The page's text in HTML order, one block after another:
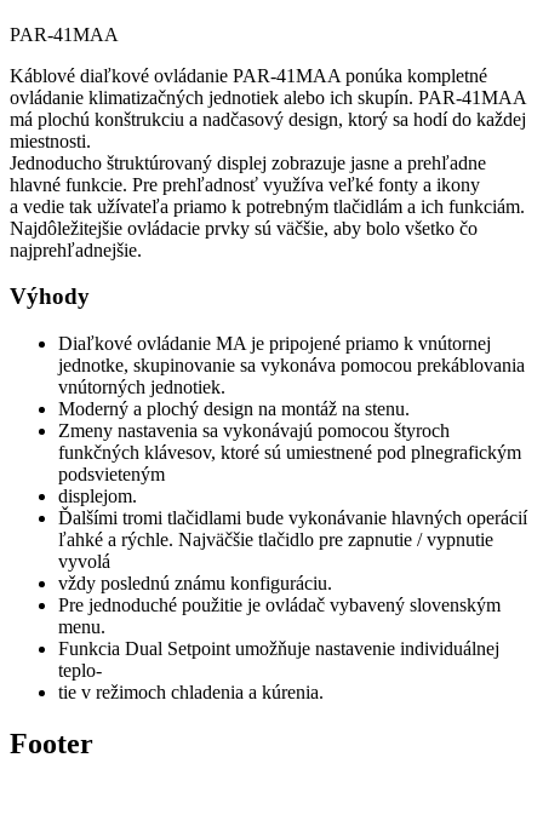
PAR-41MAA
Káblové diaľkové ovládanie PAR-41MAA ponúka kompletné
ovládanie klimatizačných jednotiek alebo ich skupín. PAR-41MAA
má plochú konštrukciu a nadčasový design, ktorý sa hodí do každej
miestnosti.
Jednoducho štruktúrovaný displej zobrazuje jasne a prehľadne
hlavné funkcie. Pre prehľadnosť využíva veľké fonty a ikony
a vedie tak užívateľa priamo k potrebným tlačidlám a ich funkciám.
Najdôležitejšie ovládacie prvky sú väčšie, aby bolo všetko čo
najprehľadnejšie.
Výhody
Diaľkové ovládanie MA je pripojené priamo k vnútornej
jednotke, skupinovanie sa vykonáva pomocou prekáblovania
vnútorných jednotiek.
Moderný a plochý design na montáž na stenu.
Zmeny nastavenia sa vykonávajú pomocou štyroch
funkčných klávesov, ktoré sú umiestnené pod plnegrafickým
podsvieteným
displejom.
Ďalšími tromi tlačidlami bude vykonávanie hlavných operácií
ľahké a rýchle. Najväčšie tlačidlo pre zapnutie / vypnutie
vyvolá
vždy poslednú známu konfiguráciu.
Pre jednoduché použitie je ovládač vybavený slovenským
menu.
Funkcia Dual Setpoint umožňuje nastavenie individuálnej
teplo-
tie v režimoch chladenia a kúrenia.
Footer